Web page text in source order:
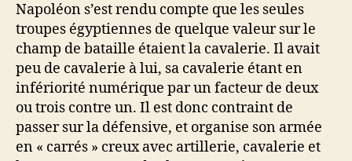
Napoléon s’est rendu compte que les seules
troupes égyptiennes de quelque valeur sur le
champ de bataille étaient la cavalerie. Il avait
peu de cavalerie à lui, sa cavalerie étant en
infériorité numérique par un facteur de deux
ou trois contre un. Il est donc contraint de
passer sur la défensive, et organise son armée
en « carrés » creux avec artillerie, cavalerie et